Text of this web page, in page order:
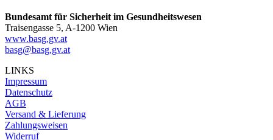
Bundesamt für Sicherheit im Gesundheitswesen
Traisengasse 5, A-1200 Wien
www.basg.gv.at
basg@basg.gv.at
LINKS
Impressum
Datenschutz
AGB
Versand & Lieferung
Zahlungsweisen
Widerruf